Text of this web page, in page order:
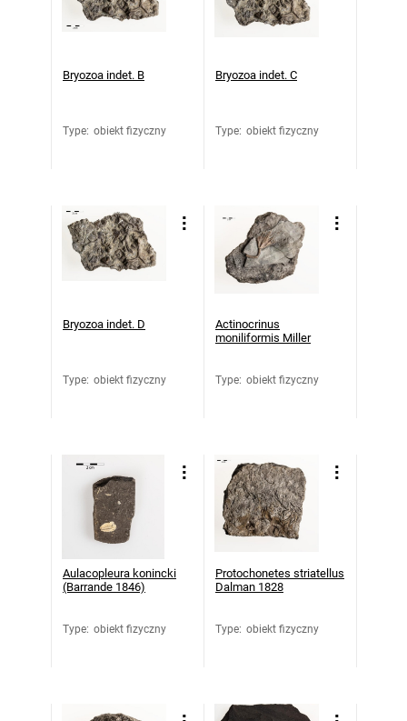
Bryozoa indet. B
Type: obiekt fizyczny
Bryozoa indet. C
Type: obiekt fizyczny
Bryozoa indet. D
Type: obiekt fizyczny
Actinocrinus
moniliformis Miller
Type: obiekt fizyczny
Aulacopleura konincki
(Barrande 1846)
Type: obiekt fizyczny
Protochonetes striatellus
Dalman 1828
Type: obiekt fizyczny